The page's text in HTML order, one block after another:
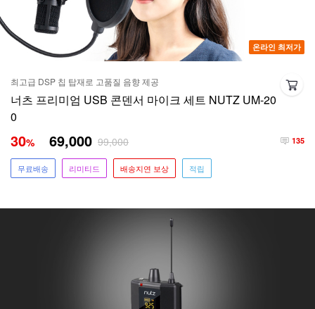
온라인 최저가
최고급 DSP 칩 탑재로 고품질 음향 제공
너츠 프리미엄 USB 콘덴서 마이크 세트 NUTZ UM-20
0
135
30% 69,000 99,000
무료배송 리미티드 배송지연 보상 적립